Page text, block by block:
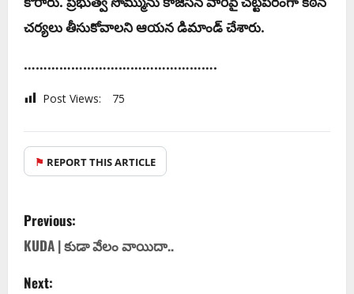
చ‌ర్య‌లు తీసుకోవాల‌ని ఆయ‌న డిమాండ్ చేశారు.
………………………………………….
Post Views: 75
⚑ REPORT THIS ARTICLE
Previous:
KUDA | కుడా వేలం వాయిదా..
Next: